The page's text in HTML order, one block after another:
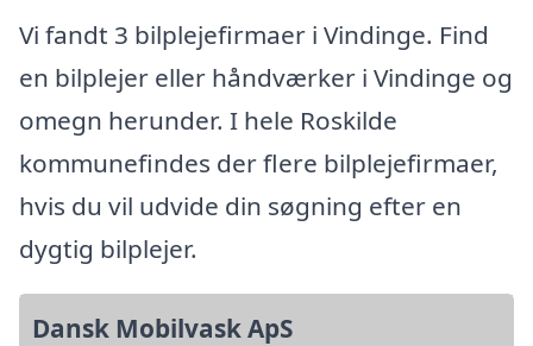
Vi fandt 3 bilplejefirmaer i Vindinge. Find
en bilplejer eller håndværker i Vindinge og
omegn herunder. I hele Roskilde
kommunefindes der flere bilplejefirmaer,
hvis du vil udvide din søgning efter en
dygtig bilplejer.
Dansk Mobilvask ApS